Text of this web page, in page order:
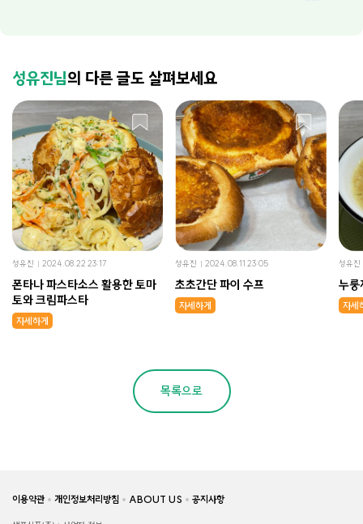
성유진님의 다른 글도 살펴보세요
성유진 2024.08.22 23:17
폰타나 파스타소스 활용한 토마
토와 크림파스타
자세하게
성유진 2024.08.11 23:05
초초간단 파이 수프
자세하게
성유진
누룽
자세
목록으로
이용약관 개인정보처리방침 ABOUT US 공지사항